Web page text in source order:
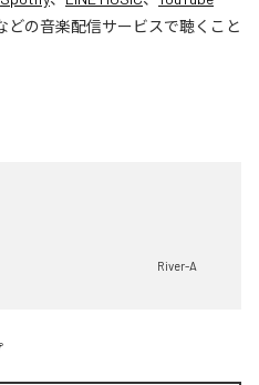
どの音楽配信サービスで聴くこと
River-A